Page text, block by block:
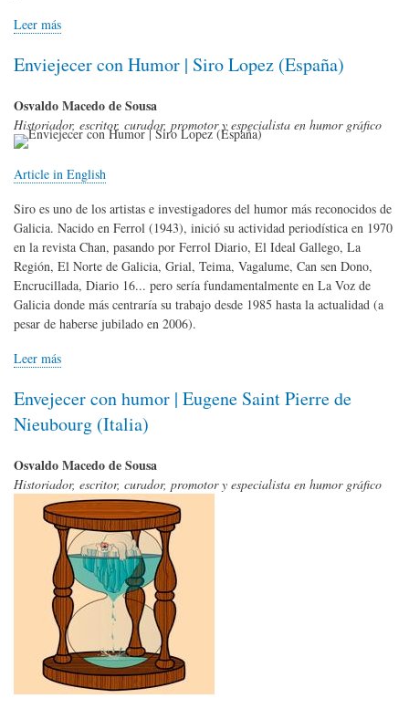
Leer más
Enviejecer con Humor | Siro Lopez (España)
Osvaldo Macedo de Sousa
Historiador, escritor, curador, promotor y especialista en humor gráfico
Article in English
Siro es uno de los artistas e investigadores del humor más reconocidos de
Galicia. Nacido en Ferrol (1943), inició su actividad periodística en 1970
en la revista Chan, pasando por Ferrol Diario, El Ideal Gallego, La
Región, El Norte de Galicia, Grial, Teima, Vagalume, Can sen Dono,
Encrucillada, Diario 16... pero sería fundamentalmente en La Voz de
Galicia donde más centraría su trabajo desde 1985 hasta la actualidad (a
pesar de haberse jubilado en 2006).
Leer más
Envejecer con humor | Eugene Saint Pierre de
Nieubourg (Italia)
Osvaldo Macedo de Sousa
Historiador, escritor, curador, promotor y especialista en humor gráfico